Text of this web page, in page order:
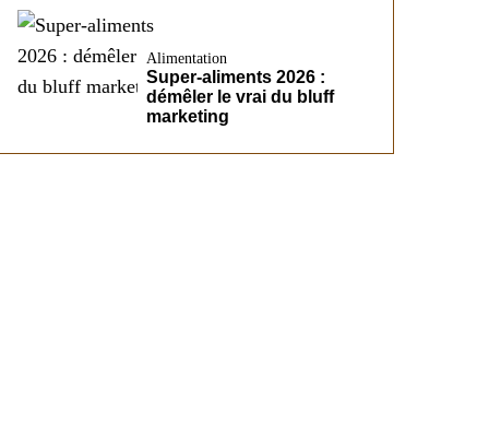
Alimentation
Super-aliments 2026 :
démêler le vrai du bluff
marketing